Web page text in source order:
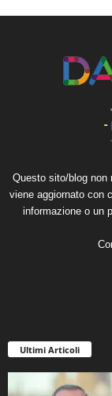
Questo sito/blog non
viene aggiornato con
informazione o un
Ultimi Articoli